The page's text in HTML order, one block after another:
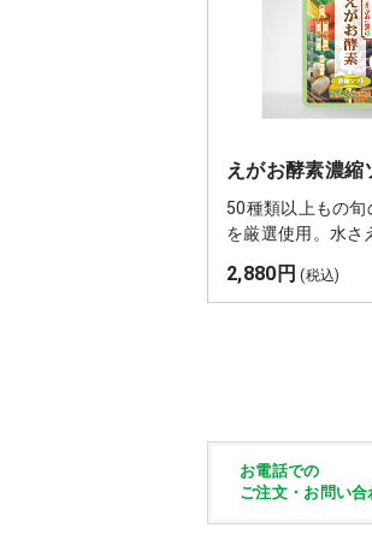
えがお酵素濃縮
50種類以上もの旬
を厳選使用。水さ
成・発酵させて抽
チカラを凝縮しま
2,880円 (税込)
お電話での
ご注文・お問い合